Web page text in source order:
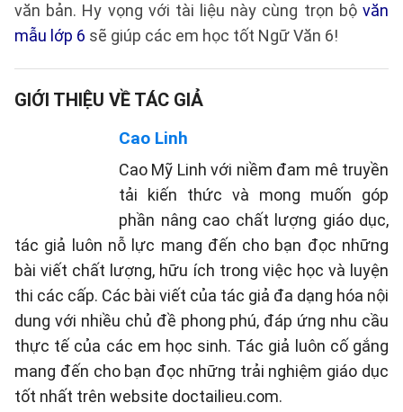
văn bản. Hy vọng với tài liệu này cùng trọn bộ văn
mẫu lớp 6 sẽ giúp các em học tốt Ngữ Văn 6!
GIỚI THIỆU VỀ TÁC GIẢ
Cao Linh
Cao Mỹ Linh với niềm đam mê truyền
tải kiến thức và mong muốn góp
phần nâng cao chất lượng giáo dục,
tác giả luôn nỗ lực mang đến cho bạn đọc những
bài viết chất lượng, hữu ích trong việc học và luyện
thi các cấp. Các bài viết của tác giả đa dạng hóa nội
dung với nhiều chủ đề phong phú, đáp ứng nhu cầu
thực tế của các em học sinh. Tác giả luôn cố gắng
mang đến cho bạn đọc những trải nghiệm giáo dục
tốt nhất trên website doctailieu.com.